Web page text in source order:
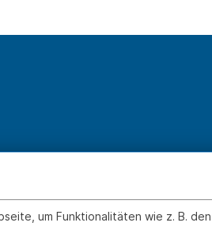
um Funktionalitäten wie z. B.